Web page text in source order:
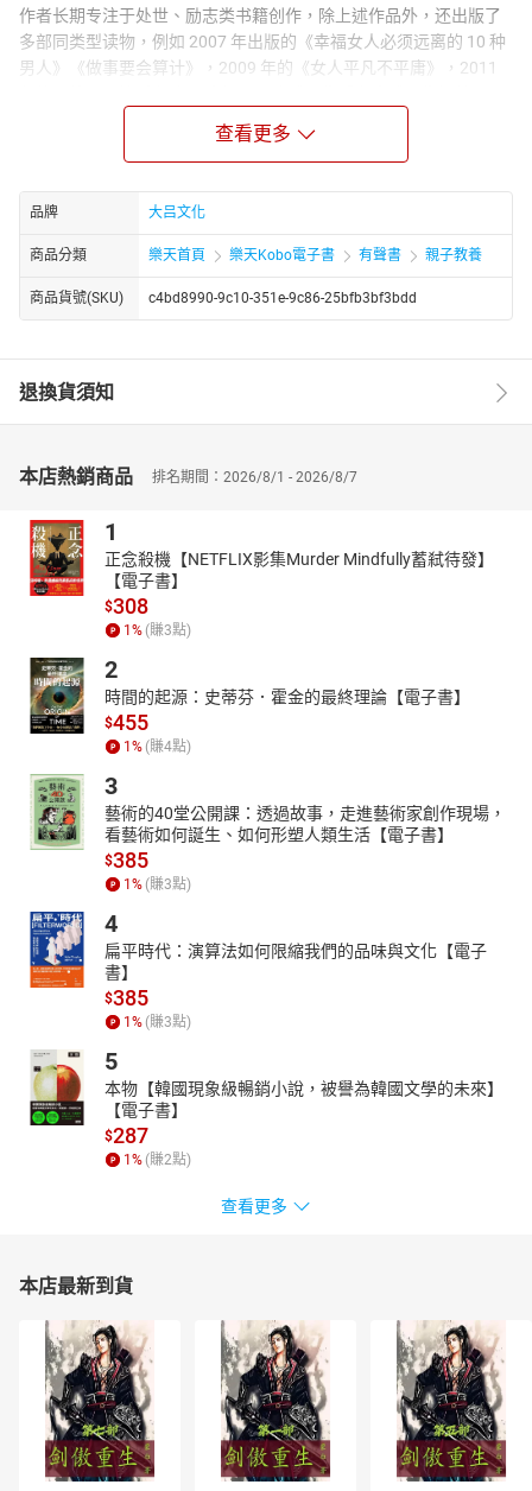
作者长期专注于处世、励志类书籍创作，除上述作品外，还出版了
多部同类型读物，例如 2007 年出版的《幸福女人必须远离的 10 种
男人》《做事要会算计》，2009 年的《女人平凡不平庸》，2011
2015 年还推出了哲学类读物《用老子的智慧来生活》，作品多由中
国财富出版社、农村读物出版社等出版，内容多围绕人际相处、个
查看更多
品牌 大吕文化
商品分類 樂天首頁 樂天Kobo電子書 有聲書 親子教養
商品貨號(SKU) c4bd8990-9c10-351e-9c86-25bfb3bf3bdd
退換貨須知
本店熱銷商品 排名期間：2026/8/1 - 2026/8/7
1
正念殺機【NETFLIX影集Murder Mindfully蓄弒待發】
【電子書】
$308
1 % (賺3點)
2
時間的起源：史蒂芬．霍金的最終理論【電子書】
$455
1 % (賺4點)
3
藝術的40堂公開課：透過故事，走進藝術家創作現場，
看藝術如何誕生、如何形塑人類生活【電子書】
$385
1 % (賺3點)
4
扁平時代：演算法如何限縮我們的品味與文化【電子
書】
$385
1 % (賺3點)
5
本物【韓國現象級暢銷小說，被譽為韓國文學的未來】
【電子書】
$287
1 % (賺2點)
查看更多
本店最新到貨